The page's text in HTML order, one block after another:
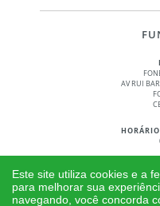
AV RUI
TODOS OS
Este site utiliza cookies e a
para melhorar sua
navegando, você concorda